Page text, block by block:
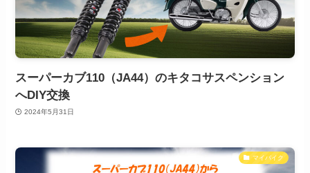
スーパーカブ110（JA44）のキタコサスペンション
へDIY交換
2024年5月31日
マイバイク